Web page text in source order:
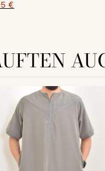
€